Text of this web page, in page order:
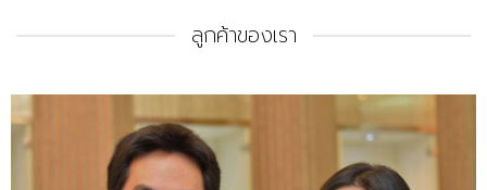
ลูกค้าของเรา